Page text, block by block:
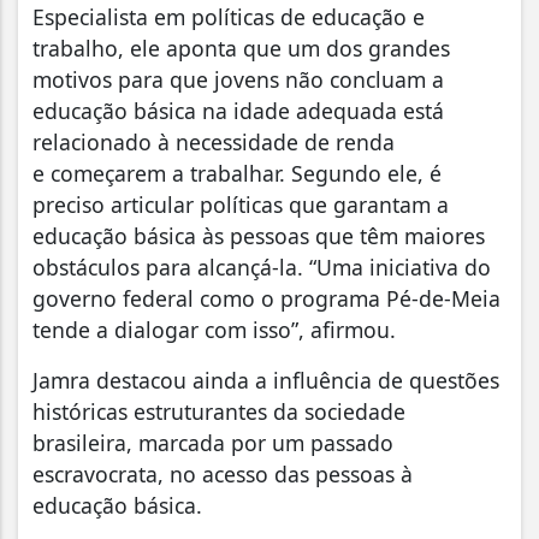
Especialista em políticas de educação e
trabalho, ele aponta que um dos grandes
motivos para que jovens não concluam a
educação básica na idade adequada está
relacionado à necessidade de renda
e começarem a trabalhar. Segundo ele, é
preciso articular políticas que garantam a
educação básica às pessoas que têm maiores
obstáculos para alcançá-la. “Uma iniciativa do
governo federal como o programa Pé-de-Meia
tende a dialogar com isso”, afirmou.
Jamra destacou ainda a influência de questões
históricas estruturantes da sociedade
brasileira, marcada por um passado
escravocrata, no acesso das pessoas à
educação básica.